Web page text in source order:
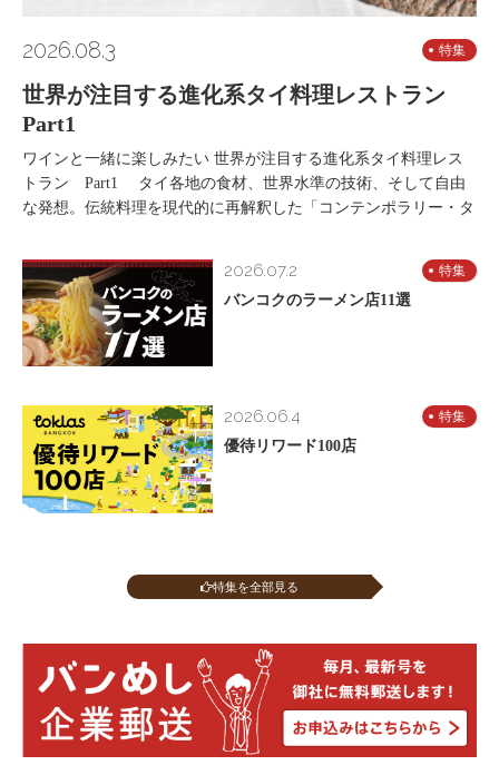
2026.08.3 特集
世界が注目する進化系タイ料理レストラン
Part1
ワインと一緒に楽しみたい 世界が注目する進化系タイ料理レス
トラン Part1 タイ各地の食材、世界水準の技術、そして自由
な発想。伝統料理を現代的に再解釈した「コンテンポラリー・タ
2026.07.2 特集
バンコクのラーメン店11選
2026.06.4 特集
優待リワード100店
特集を全部見る